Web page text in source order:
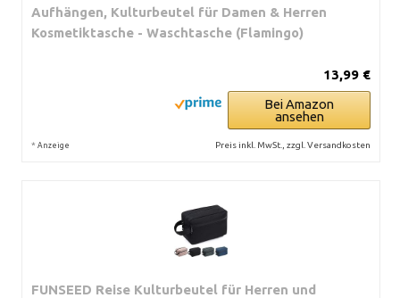
Aufhängen, Kulturbeutel für Damen & Herren
Kosmetiktasche - Waschtasche (Flamingo)
13,99 €
Bei Amazon
ansehen
* Anzeige Preis inkl. MwSt., zzgl. Versandkosten
FUNSEED Reise Kulturbeutel für Herren und